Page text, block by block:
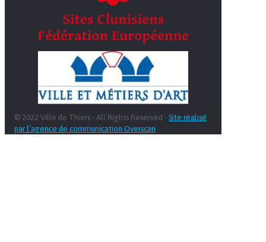
© 2022 Ville de Thiers - All Rights Reserved - Site réalisé
par l’agence de communication Overscan